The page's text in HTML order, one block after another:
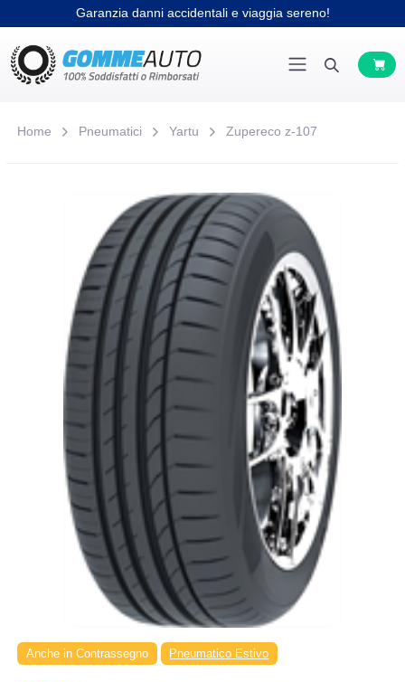
Garanzia danni accidentali e viaggia sereno!
Home Pneumatici Yartu Zupereco z-107
Anche in Contrassegno Pneumatico Estivo